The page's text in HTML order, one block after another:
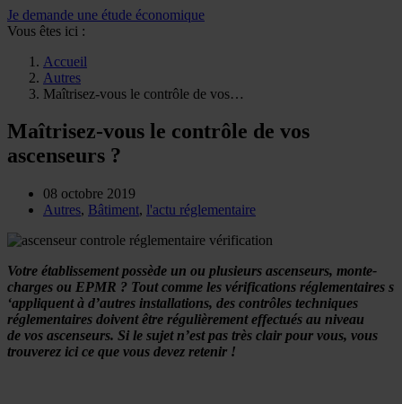
Je demande une étude économique
Vous êtes ici :
Accueil
Autres
Maîtrisez-vous le contrôle de vos…
Maîtrisez-vous le contrôle de vos
ascenseurs ?
08 octobre 2019
Autres, Bâtiment, l'actu réglementaire
Votre établissement possède un ou plusieurs ascenseurs, monte-
charges ou EPMR ? Tout comme les vérifications réglementaires s
‘appliquent à d’autres installations, des contrôles techniques
réglementaires doivent être régulièrement effectués au niveau
de vos ascenseurs. Si le sujet n’est pas très clair pour vous, vous
trouverez ici ce que vous devez retenir !